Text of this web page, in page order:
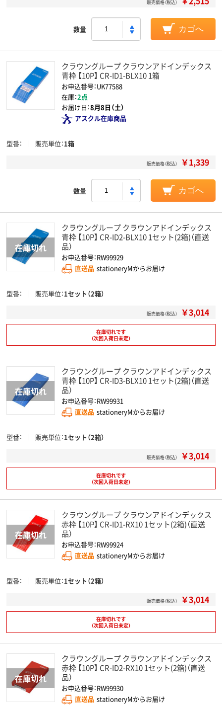
販売価格（税込）
数量 カゴへ
クラウングループ クラウンアドインデックス
青枠 【10P】 CR-ID1-BLX10 1箱
お申込番号：UK77588
在庫：2点
お届け日：8月8日（土）
アスクル在庫商品
型番 販売単位 1箱
販売価格（税込） ￥1,339
数量 カゴへ
クラウングループ クラウンアドインデックス
青枠 【10P】 CR-ID2-BLX10 1セット(2箱)（直送
品）
お申込番号：RW99929
直送品 stationeryMからお届け
型番 販売単位 1セット（2箱）
販売価格（税込） ￥3,014
在庫切れです
（次回入荷日未定）
クラウングループ クラウンアドインデックス
青枠 【10P】 CR-ID3-BLX10 1セット(2箱)（直送
品）
お申込番号：RW99931
直送品 stationeryMからお届け
型番 販売単位 1セット（2箱）
販売価格（税込） ￥3,014
在庫切れです
（次回入荷日未定）
クラウングループ クラウンアドインデックス
赤枠 【10P】 CR-ID1-RX10 1セット(2箱)（直送
品）
お申込番号：RW99924
直送品 stationeryMからお届け
型番 販売単位 1セット（2箱）
販売価格（税込） ￥3,014
在庫切れです
（次回入荷日未定）
クラウングループ クラウンアドインデックス
赤枠 【10P】 CR-ID2-RX10 1セット(2箱)（直送
品）
お申込番号：RW99930
直送品 stationeryMからお届け